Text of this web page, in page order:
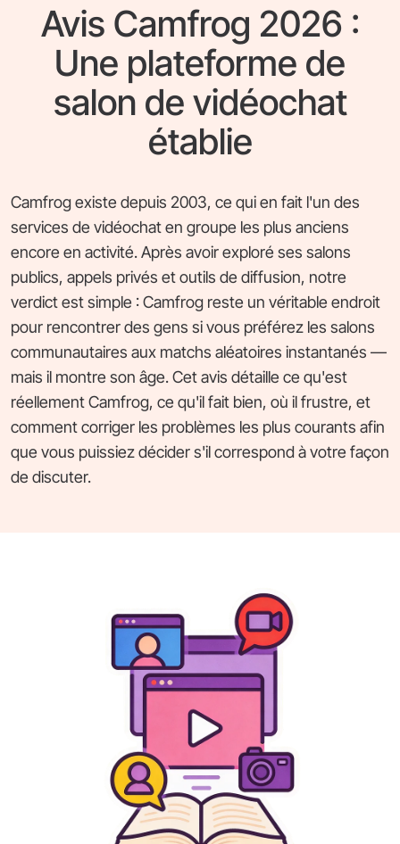
Avis Camfrog 2026 :
Une plateforme de
salon de vidéochat
établie
Camfrog existe depuis 2003, ce qui en fait l'un des
services de vidéochat en groupe les plus anciens
encore en activité. Après avoir exploré ses salons
publics, appels privés et outils de diffusion, notre
verdict est simple : Camfrog reste un véritable endroit
pour rencontrer des gens si vous préférez les salons
communautaires aux matchs aléatoires instantanés —
mais il montre son âge. Cet avis détaille ce qu'est
réellement Camfrog, ce qu'il fait bien, où il frustre, et
comment corriger les problèmes les plus courants afin
que vous puissiez décider s'il correspond à votre façon
de discuter.